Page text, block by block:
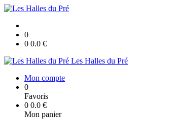
0
0 0.0 €
Les Halles du Pré
Mon compte
0
Favoris
0 0.0 €
Mon panier